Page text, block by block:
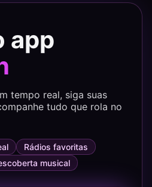
app
tempo real, siga suas
tudo que rola no
Rádios favoritas
musical